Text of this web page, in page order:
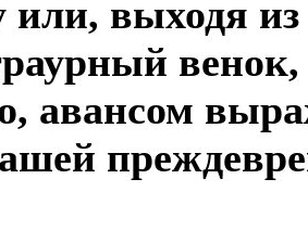
или, выходя
авансом